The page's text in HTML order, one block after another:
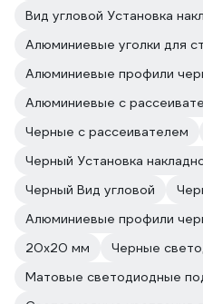
Вид угловой Установка
Алюминиевые уголки для
Алюминиевые профили
Алюминиевые с
Черные с рассеивателем
Черный Установка
Черный Вид угловой
Алюминиевые профили
20х20 мм
Черные
Матовые светодиодные